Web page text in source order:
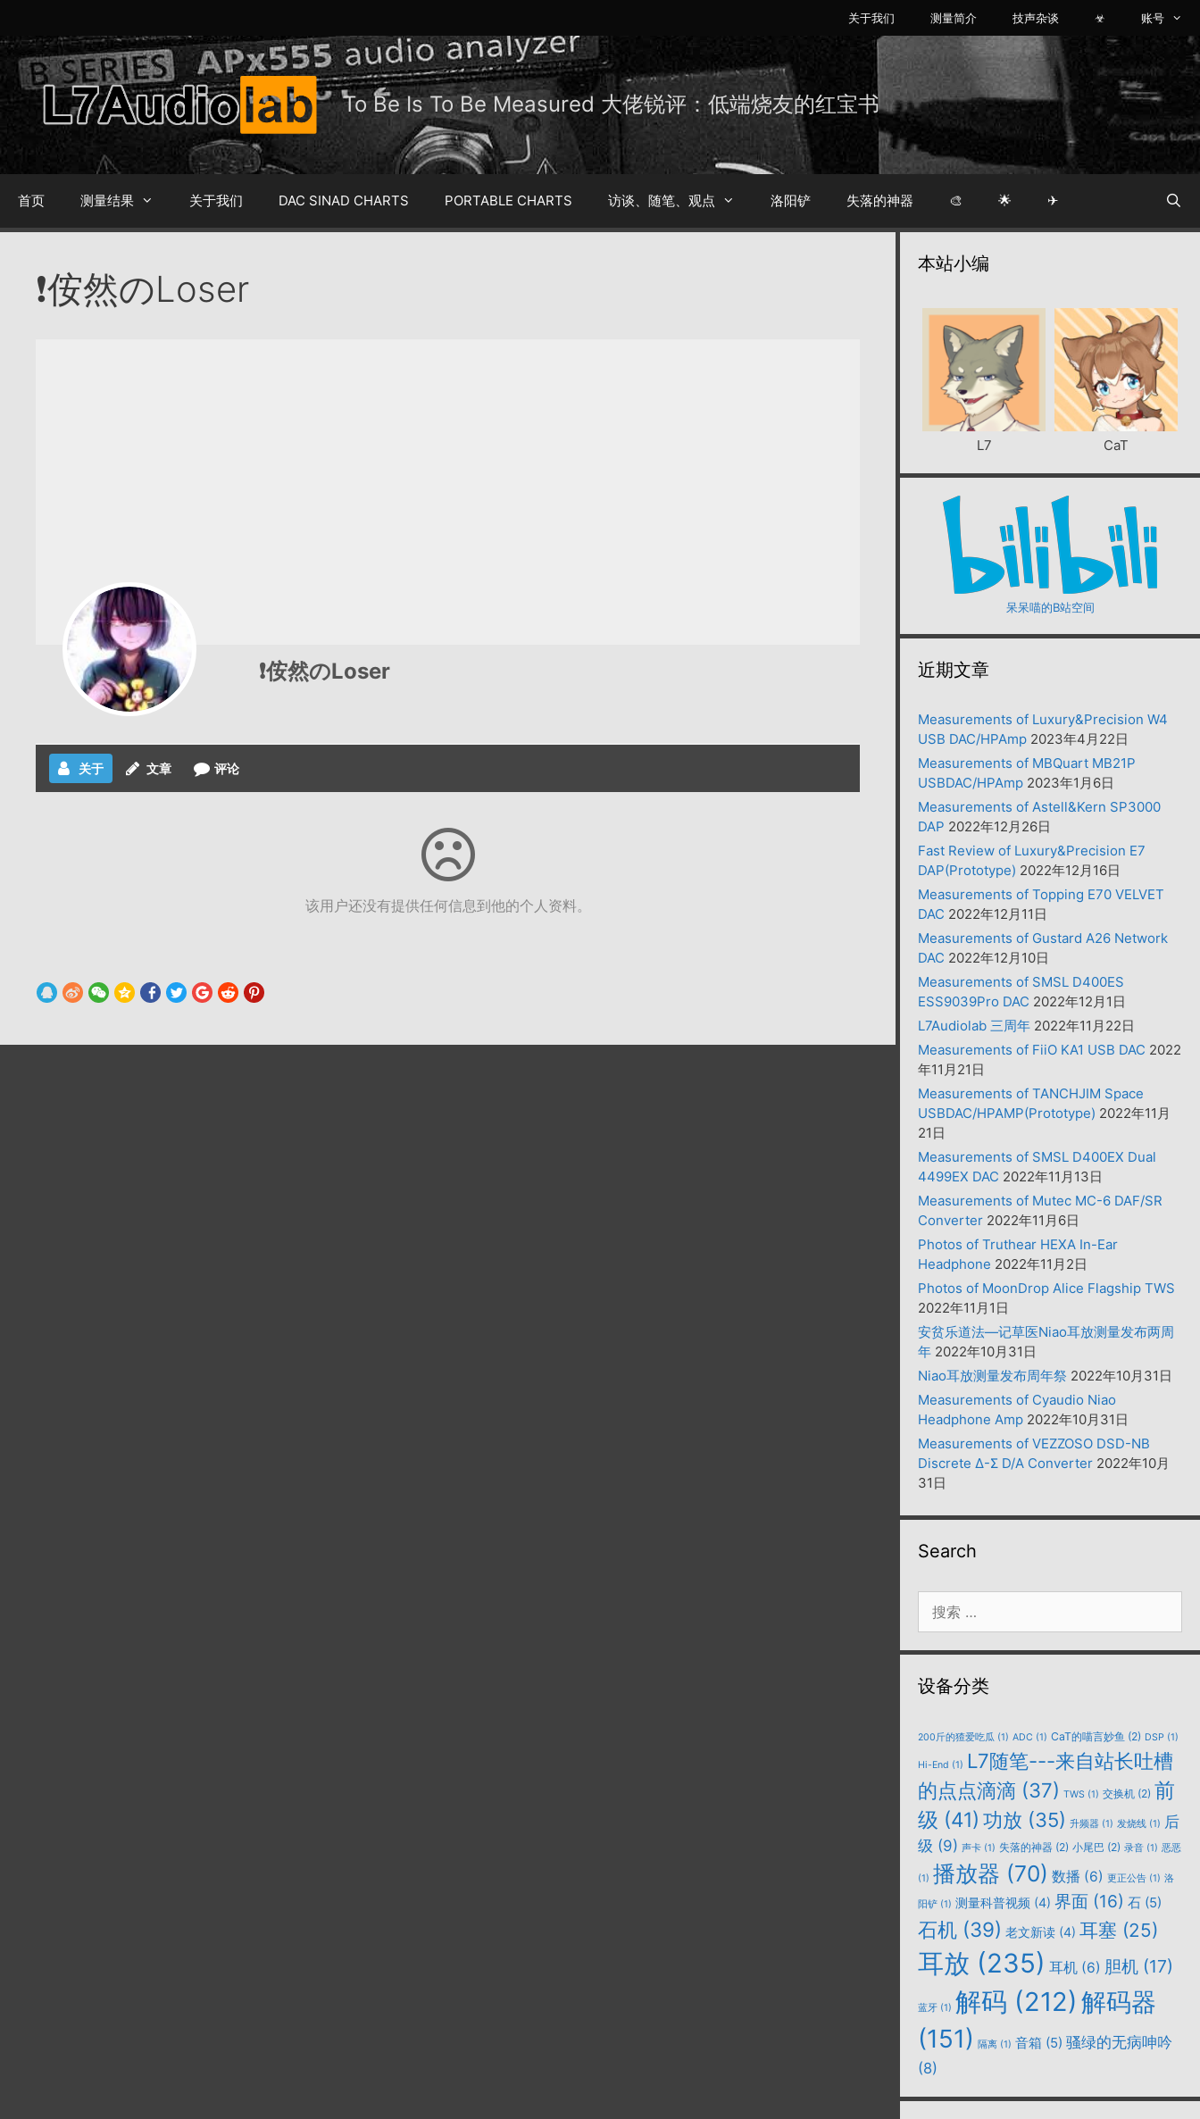
内
容
关于我们 测量简介 技声杂谈 ☣ 账号
To Be Is To Be Measured 大佬锐评：低端烧友的红宝书
首页 测量结果 关于我们 DAC SINAD CHARTS PORTABLE CHARTS 访谈、随笔、观点 洛阳铲 失落的神器 🎨 🌟 ✈
❗侒然のLoser
❗侒然のLoser
关于 文章 评论
该用户还没有提供任何信息到他的个人资料。
本站小编
L7 CaT
呆呆喵的B站空间
近期文章
Measurements of Luxury&Precision W4
USB DAC/HPAmp 2023年4月22日
Measurements of MBQuart MB21P
USBDAC/HPAmp 2023年1月6日
Measurements of Astell&Kern SP3000
DAP 2022年12月26日
Fast Review of Luxury&Precision E7
DAP(Prototype) 2022年12月16日
Measurements of Topping E70 VELVET
DAC 2022年12月11日
Measurements of Gustard A26 Network
DAC 2022年12月10日
Measurements of SMSL D400ES
ESS9039Pro DAC 2022年12月1日
L7Audiolab 三周年 2022年11月22日
Measurements of FiiO KA1 USB DAC 2022
年11月21日
Measurements of TANCHJIM Space
USBDAC/HPAMP(Prototype) 2022年11月
21日
Measurements of SMSL D400EX Dual
4499EX DAC 2022年11月13日
Measurements of Mutec MC-6 DAF/SR
Converter 2022年11月6日
Photos of Truthear HEXA In-Ear
Headphone 2022年11月2日
Photos of MoonDrop Alice Flagship TWS
2022年11月1日
安贫乐道法—记草医Niao耳放测量发布两周
年 2022年10月31日
Niao耳放测量发布周年祭 2022年10月31日
Measurements of Cyaudio Niao
Headphone Amp 2022年10月31日
Measurements of VEZZOSO DSD-NB
Discrete Δ-Σ D/A Converter 2022年10月
31日
Search
索：
设备分类
200斤的猹爱吃瓜 (1) ADC (1) CaT的喵言妙鱼 (2) DSP (1)
Hi-End (1) L7随笔---来自站长吐槽
的点点滴滴 (37) TWS (1) 交换机 (2) 前
级 (41) 功放 (35) 升频器 (1) 发烧线 (1) 后
级 (9) 声卡 (1) 失落的神器 (2) 小尾巴 (2) 录音 (1) 恶恶
(1) 播放器 (70) 数播 (6) 更正公告 (1) 洛
阳铲 (1) 测量科普视频 (4) 界面 (16) 石 (5)
石机 (39) 老文新读 (4) 耳塞 (25)
耳放 (235) 耳机 (6) 胆机 (17)
蓝牙 (1) 解码 (212) 解码器
(151) 隔离 (1) 音箱 (5) 骚绿的无病呻吟
(8)